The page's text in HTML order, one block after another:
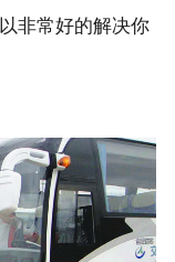
非常好的解决你